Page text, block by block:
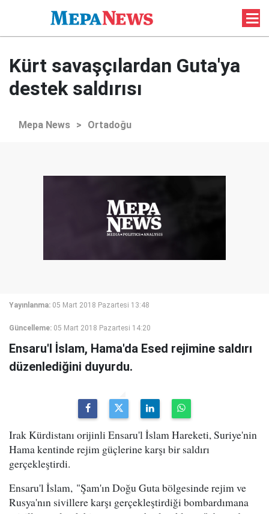
Kürt savaşçılardan Guta'ya
destek saldırısı
Mepa News > Ortadoğu
Yayınlanma: 05 Mart 2018 Pazartesi 13:48
Güncelleme: 05 Mart 2018 Pazartesi 14:20
Ensaru'l İslam, Hama'da Esed rejimine saldırı
düzenlediğini duyurdu.
Irak Kürdistanı orijinli Ensaru'l İslam Hareketi, Suriye'nin
Hama kentinde rejim güçlerine karşı bir saldırı
gerçekleştirdi.
Ensaru'l İslam, "Şam'ın Doğu Guta bölgesinde rejim ve
Rusya'nın sivillere karşı gerçekleştirdiği bombardımana